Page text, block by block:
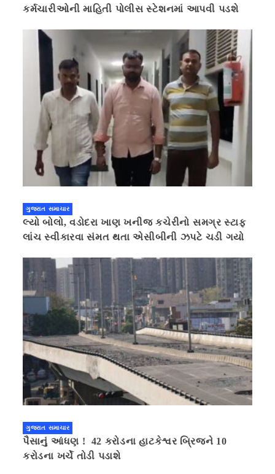
કર્મચારીઓની માહિતી પોલીસ સ્ટેશનમાં આપવી પડશે
ગુજરાત સમાચાર
લ્યો બોલો, વડોદરા ખાણ ખનીજ કચેરીનો સમગ્ર સ્ટાફ
લાંચ સ્વીકારવા સંમત થતા એસીબીની ઝપટે ચડી ગયો
ગુજરાત સમાચાર
પૈસાનું આંધણ ! 42 કરોડના હાટકેશ્વર બ્રિજને 10
કરોડના ખર્ચે તોડી પડાશે